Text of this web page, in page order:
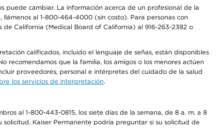
puede cambiar. La información acerca de un profesional de la
al 1-800-464-4000 (sin costo). Para personas con
California (Medical Board of California) al 916-263-2382 o
calificados, incluido el lenguaje de señas, están disponibles
recomendamos que la familia, los amigos o los menores actúen
proveedores, personal e intérpretes del cuidado de la salud
los servicios de interpretación.
al 1-800-443-0815, los siete días de la semana, de 8 a. m. a 8
Kaiser Permanente podría preguntar si su solicitud de